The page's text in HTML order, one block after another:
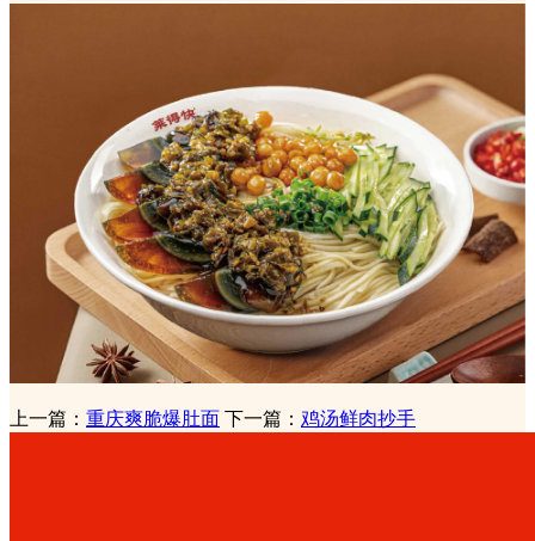
上一篇： 重庆爽脆爆肚面 下一篇： 鸡汤鲜肉抄手